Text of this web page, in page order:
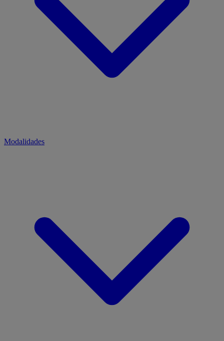
Modalidades